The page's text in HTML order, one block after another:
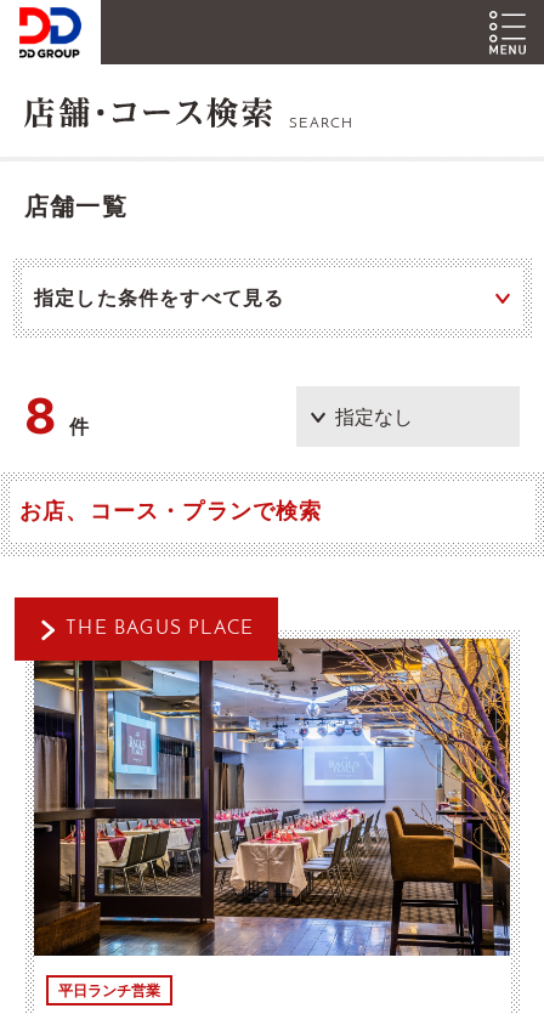
SEARCH
店舗一覧
指定した条件をすべて見る
8件
お店、コース・プランで検索
THE BAGUS PLACE
平日ランチ営業